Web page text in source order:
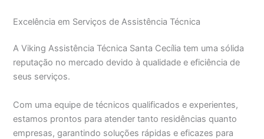
Excelência em Serviços de Assistência Técnica
A Viking Assistência Técnica Santa Cecília tem uma sólida
reputação no mercado devido à qualidade e eficiência de
seus serviços.
Com uma equipe de técnicos qualificados e experientes,
estamos prontos para atender tanto residências quanto
empresas, garantindo soluções rápidas e eficazes para